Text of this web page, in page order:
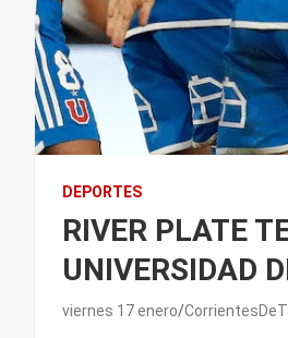
DEPORTES
RIVER PLATE
UNIVERSIDAD
viernes 17 enero